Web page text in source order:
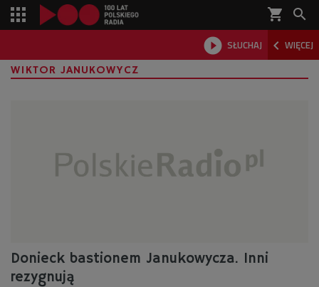
shopping_cart 
 SŁUCHAJ  WIĘCEJ

WIKTOR JANUKOWYCZ
Donieck bastionem Janukowycza. Inni
rezygnują